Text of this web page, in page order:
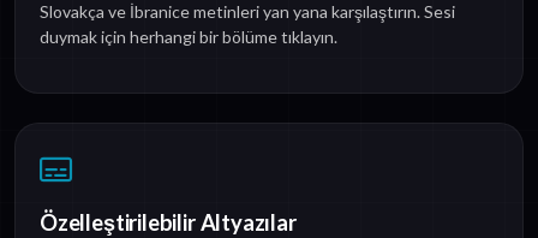
Slovakça ve İbranice metinleri yan yana karşılaştırın. Sesi
duymak için herhangi bir bölüme tıklayın.
Özelleştirilebilir Altyazılar